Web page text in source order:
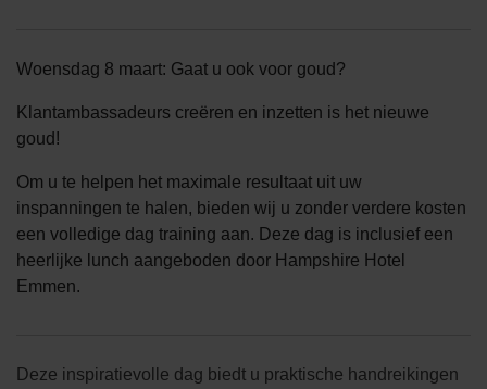
Woensdag 8 maart: Gaat u ook voor goud?
Klantambassadeurs creëren en inzetten is het nieuwe
goud!
Om u te helpen het maximale resultaat uit uw
inspanningen te halen, bieden wij u zonder verdere kosten
een volledige dag training aan. Deze dag is inclusief een
heerlijke lunch aangeboden door Hampshire Hotel
Emmen.
Deze inspiratievolle dag biedt u praktische handreikingen